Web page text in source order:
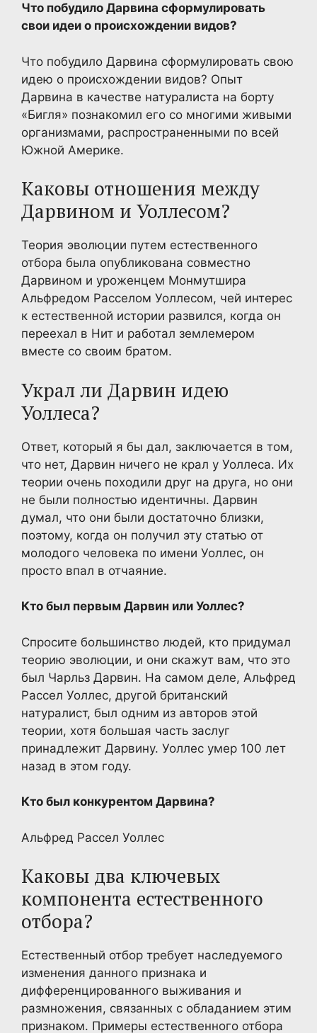
Что побудило Дарвина сформулировать
свои идеи о происхождении видов?
Что побудило Дарвина сформулировать свою
идею о происхождении видов? Опыт
Дарвина в качестве натуралиста на борту
«Бигля» познакомил его со многими живыми
организмами, распространенными по всей
Южной Америке.
Каковы отношения между
Дарвином и Уоллесом?
Теория эволюции путем естественного
отбора была опубликована совместно
Дарвином и уроженцем Монмутшира
Альфредом Расселом Уоллесом, чей интерес
к естественной истории развился, когда он
переехал в Нит и работал землемером
вместе со своим братом.
Украл ли Дарвин идею
Уоллеса?
Ответ, который я бы дал, заключается в том,
что нет, Дарвин ничего не крал у Уоллеса. Их
теории очень походили друг на друга, но они
не были полностью идентичны. Дарвин
думал, что они были достаточно близки,
поэтому, когда он получил эту статью от
молодого человека по имени Уоллес, он
просто впал в отчаяние.
Кто был первым Дарвин или Уоллес?
Спросите большинство людей, кто придумал
теорию эволюции, и они скажут вам, что это
был Чарльз Дарвин. На самом деле, Альфред
Рассел Уоллес, другой британский
натуралист, был одним из авторов этой
теории, хотя большая часть заслуг
принадлежит Дарвину. Уоллес умер 100 лет
назад в этом году.
Кто был конкурентом Дарвина?
Альфред Рассел Уоллес
Каковы два ключевых
компонента естественного
отбора?
Естественный отбор требует наследуемого
изменения данного признака и
дифференцированного выживания и
размножения, связанных с обладанием этим
признаком. Примеры естественного отбора